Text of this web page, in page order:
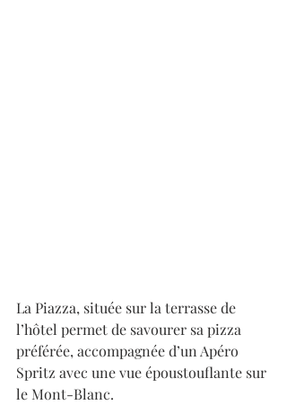
La Piazza, située sur la terrasse de
l’hôtel permet de savourer sa pizza
préférée, accompagnée d’un Apéro
Spritz avec une vue époustouflante sur
le Mont-Blanc.